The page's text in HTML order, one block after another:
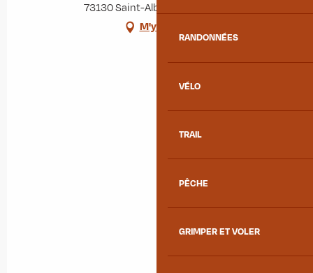
RANDONNÉES
VÉLO
TRAIL
PÊCHE
GRIMPER ET VOLER
73130 Saint-Alban-des-Villards
M'y rendre